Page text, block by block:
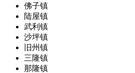
佛子镇
陆屋镇
武利镇
沙坪镇
旧州镇
三隆镇
那隆镇